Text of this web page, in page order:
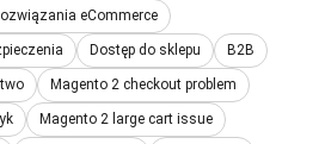
eCommerce
Dostęp do sklepu B2B
Magento 2 checkout problem
Magento 2 large cart issue